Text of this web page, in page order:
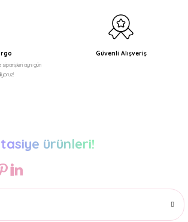
aynı gün
Güvenli Alışveriş
ürünleri!